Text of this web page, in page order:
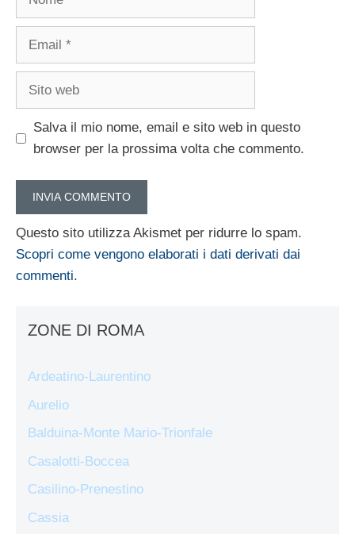
Email
Sito
Salva il mio nome, email e sito web in questo
browser per la prossima volta che commento.
Questo sito utilizza Akismet per ridurre lo spam.
Scopri come vengono elaborati i dati derivati dai
commenti.
ZONE DI ROMA
Ardeatino-Laurentino
Aurelio
Balduina-Monte Mario-Trionfale
Casalotti-Boccea
Casilino-Prenestino
Cassia